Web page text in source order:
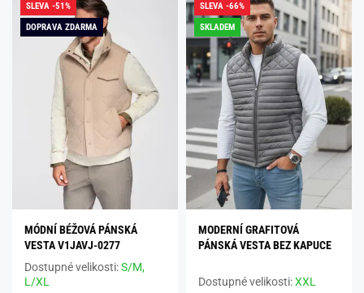
SLEVA -51%
DOPRAVA ZDARMA
MÓDNÍ BÉŽOVÁ PÁNSKÁ
VESTA V1JAVJ-0277
Dostupné velikosti:S/M,
L/XL
SLEVA -66%
SKLADEM
MODERNÍ GRAFITOVÁ
PÁNSKÁ VESTA BEZ KAPUCE
Dostupné velikosti:XXL